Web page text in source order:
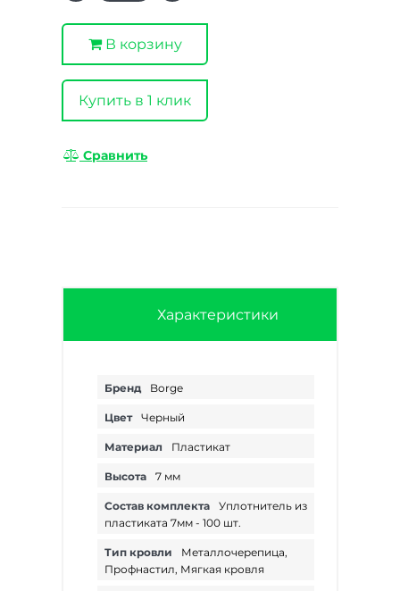
В корзину
Купить в 1 клик
Сравнить
Характеристики
Бренд Borge
Цвет Черный
Материал Пластикат
Высота 7 мм
Состав комплекта
Уплотнитель из
пластиката 7мм - 100 шт.
Тип кровли
Металлочерепица,
Профнастил, Мягкая кровля